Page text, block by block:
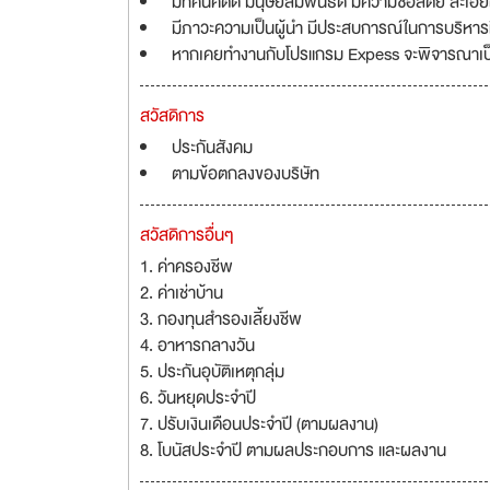
มีภาวะความเป็นผู้นำ มีประสบการณ์ในการบริหา
หากเคยทำงานกับโปรแกรม Expess จะพิจารณา
สวัสดิการ
ประกันสังคม
ตามข้อตกลงของบริษัท
สวัสดิการอื่นๆ
1. ค่าครองชีพ
2. ค่าเช่าบ้าน
3. กองทุนสำรองเลี้ยงชีพ
4. อาหารกลางวัน
5. ประกันอุบัติเหตุกลุ่ม
6. วันหยุดประจำปี
7. ปรับเงินเดือนประจำปี (ตามผลงาน)
8. โบนัสประจำปี ตามผลประกอบการ และผลงาน